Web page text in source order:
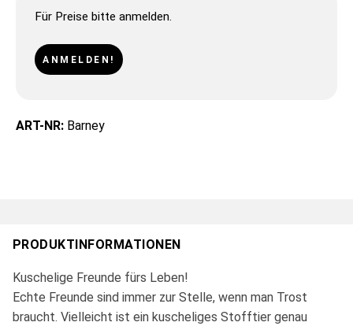
Für Preise bitte anmelden.
ANMELDEN!
ART-NR: Barney
PRODUKTINFORMATIONEN
Kuschelige Freunde fürs Leben!
Echte Freunde sind immer zur Stelle, wenn man Trost
braucht. Vielleicht ist ein kuscheliges Stofftier genau